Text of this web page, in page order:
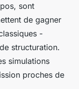
sont
de gagner
-
structuration.
simulations
proches de